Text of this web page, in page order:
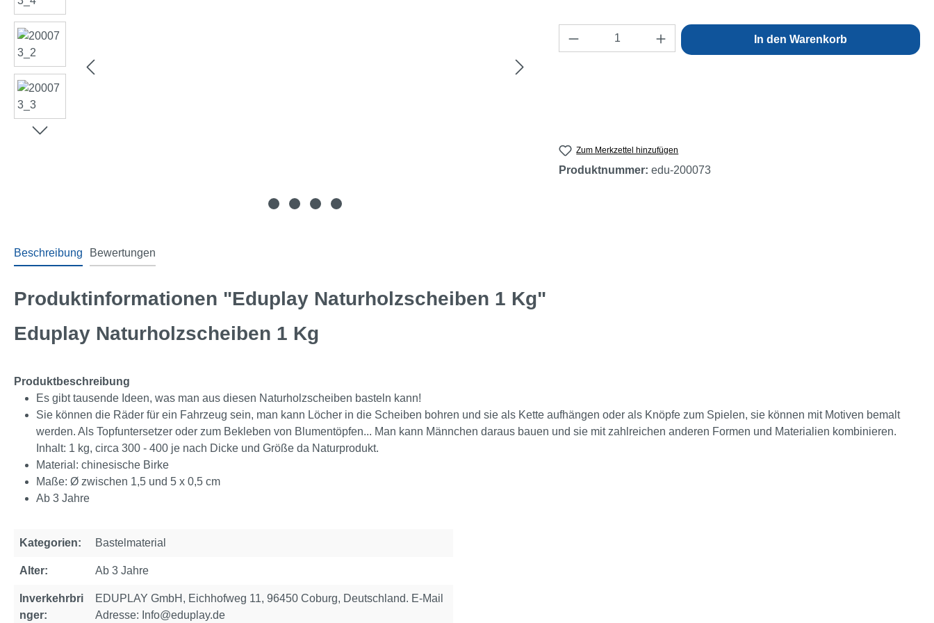
Produkt Anzahl: Gib den gewünschten Wert ein
In den Warenkorb
Zum Merkzettel hinzufügen
Produktnummer: edu-200073
Beschreibung Bewertungen
Produktinformationen "Eduplay Naturholzscheiben 1 Kg"
Eduplay Naturholzscheiben 1 Kg
Produktbeschreibung
Es gibt tausende Ideen, was man aus diesen Naturholzscheiben basteln kann!
Sie können die Räder für ein Fahrzeug sein, man kann Löcher in die Scheiben bohren und sie als Kette aufhängen oder als Knöpfe zum Spielen, sie können mit Motiven bemalt
werden. Als Topfuntersetzer oder zum Bekleben von Blumentöpfen... Man kann Männchen daraus bauen und sie mit zahlreichen anderen Formen und Materialien kombinieren.
Inhalt: 1 kg, circa 300 - 400 je nach Dicke und Größe da Naturprodukt.
Material: chinesische Birke
Maße: Ø zwischen 1,5 und 5 x 0,5 cm
Ab 3 Jahre
Kategorien: Bastelmaterial
Alter: Ab 3 Jahre
Inverkehrbri
nger:
EDUPLAY GmbH, Eichhofweg 11, 96450 Coburg, Deutschland. E-Mail
Adresse: Info@eduplay.de